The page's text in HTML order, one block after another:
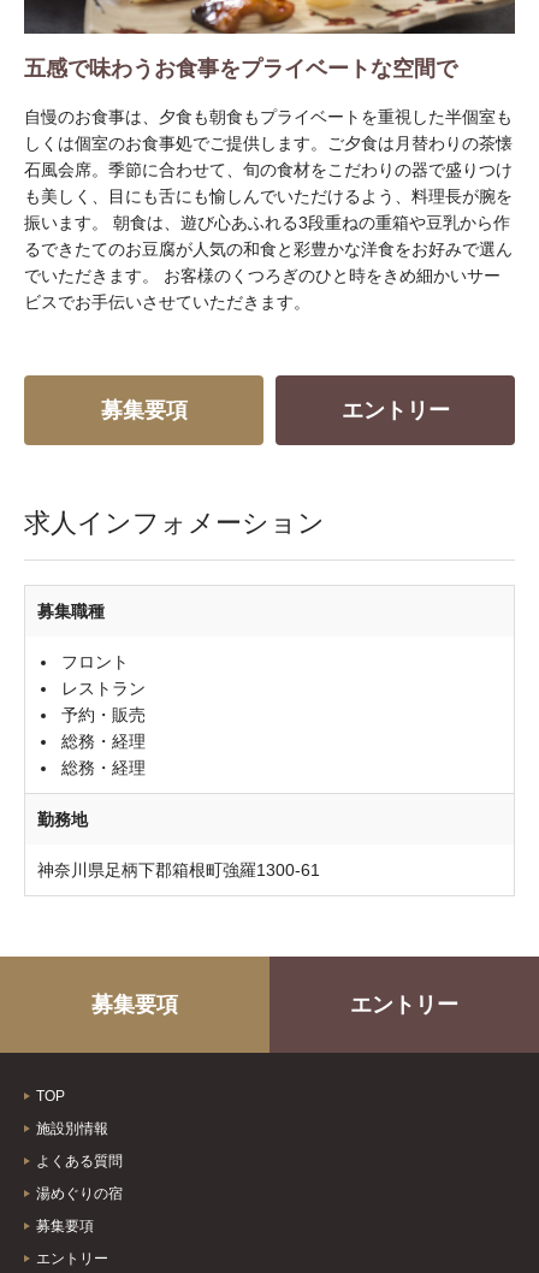
五感で味わうお食事をプライベートな空間で
自慢のお食事は、夕食も朝食もプライベートを重視した半個室も
しくは個室のお食事処でご提供します。ご夕食は月替わりの茶懐
石風会席。季節に合わせて、旬の食材をこだわりの器で盛りつけ
も美しく、目にも舌にも愉しんでいただけるよう、料理長が腕を
振います。 朝食は、遊び心あふれる3段重ねの重箱や豆乳から作
るできたてのお豆腐が人気の和食と彩豊かな洋食をお好みで選ん
でいただきます。 お客様のくつろぎのひと時をきめ細かいサー
ビスでお手伝いさせていただきます。
募集要項 エントリー
求人インフォメーション
募集職種
フロント
レストラン
予約・販売
総務・経理
総務・経理
勤務地
神奈川県足柄下郡箱根町強羅1300-61
募集要項 エントリー
TOP
施設別情報
よくある質問
湯めぐりの宿
募集要項
エントリー